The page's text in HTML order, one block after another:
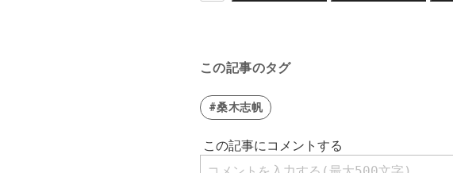
この記事のタグ
#桑木志帆